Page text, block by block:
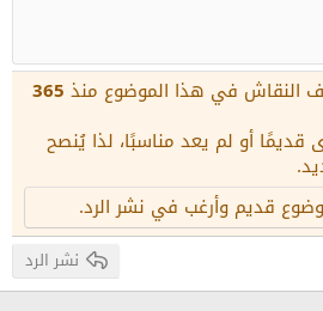
Times New
النقاش في هذا الموضوع منذ 365
قديمًا أو لم يعد مناسبًا، لذا يُنصح
قديم وأرغب في نشر الرد.
نشر الرد